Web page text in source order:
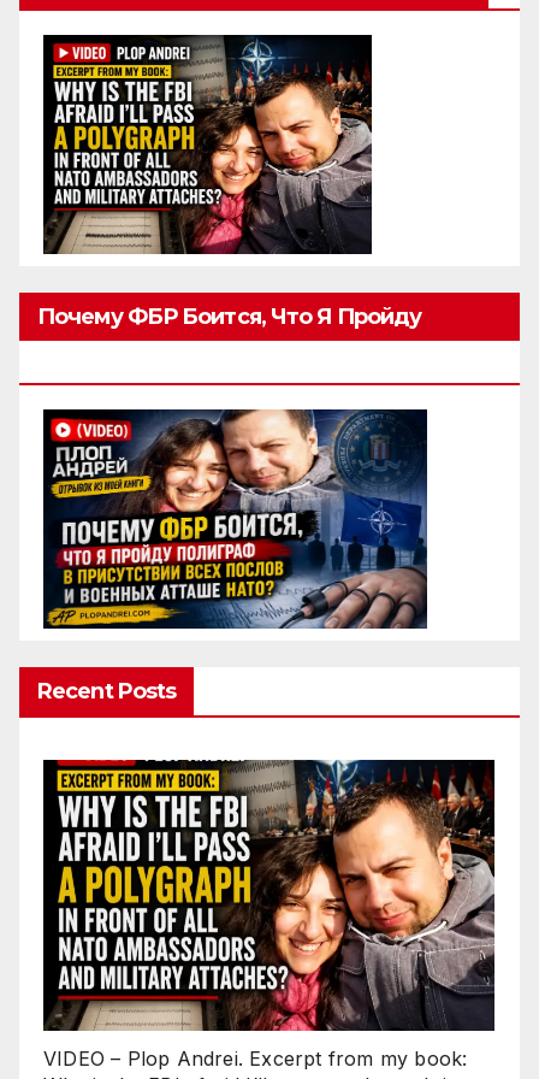
Почему ФБР Боится, Что Я Пройду
Recent Posts
VIDEO – Plop Andrei. Excerpt from my book: